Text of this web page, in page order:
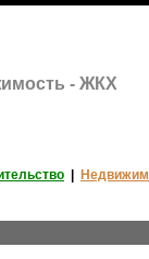
- ЖКХ